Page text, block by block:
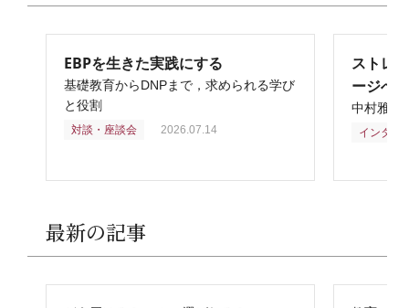
EBPを生きた実践にする
基礎教育からDNPまで，求められる学び
と役割
対談・座談会 2026.07.14
ストレ
ージへ
中村雅俊
インタビ
最新の記事